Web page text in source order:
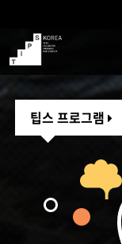
TIPS
팁스 프로그램